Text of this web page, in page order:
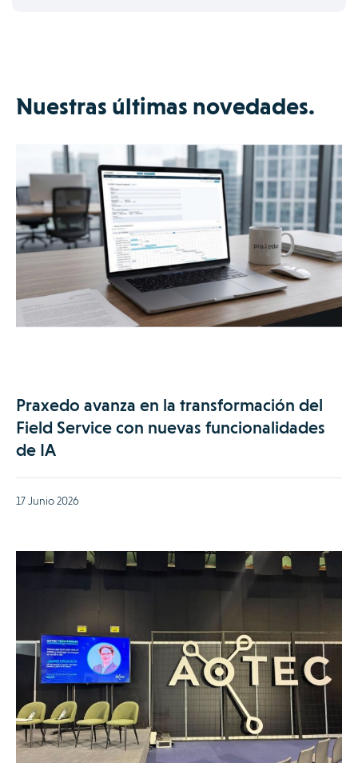
Nuestras últimas novedades.
Praxedo avanza en la transformación del
Field Service con nuevas funcionalidades
de IA
17 Junio 2026